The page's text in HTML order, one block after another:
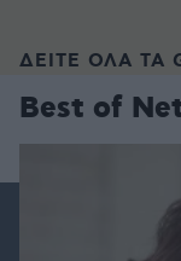
ΔΕΙΤΕ ΟΛΑ ΤΑ
Best of